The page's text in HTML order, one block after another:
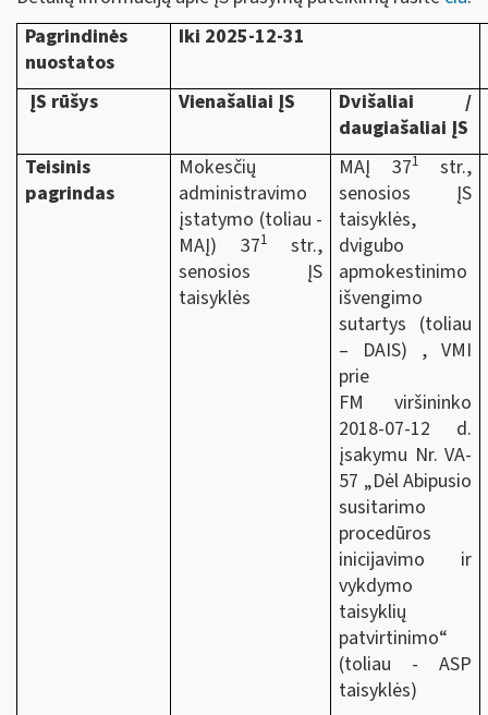
Pagrindinės
nuostatos
Iki 2025-12-31
ĮS rūšys Vienašaliai ĮS
Dvišaliai /
daugiašaliai ĮS
Teisinis
pagrindas
Mokesčių
administravimo
įstatymo (toliau -
MAĮ) 371
str.,
senosios ĮS
taisyklės
MAĮ 371
str.,
senosios ĮS
taisyklės,
dvigubo
apmokestinimo
išvengimo
sutartys (toliau
– DAIS) , VMI
prie
FM viršininko
2018-07-12 d.
įsakymu Nr. VA-
57 „Dėl Abipusio
susitarimo
procedūros
inicijavimo ir
vykdymo
taisyklių
patvirtinimo“
(toliau - ASP
taisyklės)